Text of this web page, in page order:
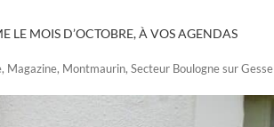
MOIS D’OCTOBRE, À VOS AGENDAS
, Magazine, Montmaurin, Secteur Boulogne sur Gesse